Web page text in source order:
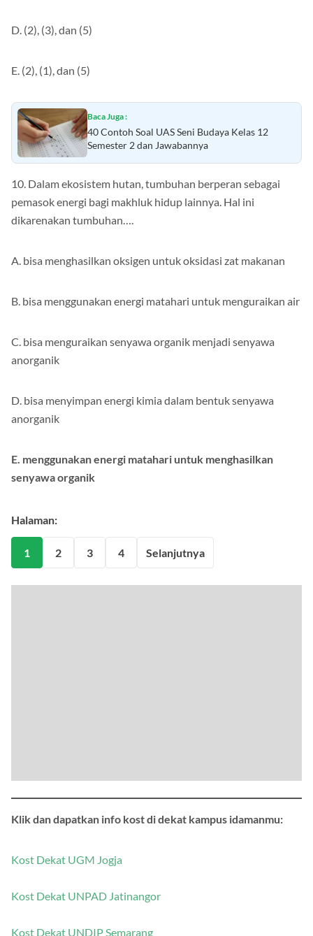
D. (2), (3), dan (5)
E. (2), (1), dan (5)
Baca Juga :
40 Contoh Soal UAS Seni Budaya Kelas 12
Semester 2 dan Jawabannya
10. Dalam ekosistem hutan, tumbuhan berperan sebagai
pemasok energi bagi makhluk hidup lainnya. Hal ini
dikarenakan tumbuhan….
A. bisa menghasilkan oksigen untuk oksidasi zat makanan
B. bisa menggunakan energi matahari untuk menguraikan air
C. bisa menguraikan senyawa organik menjadi senyawa
anorganik
D. bisa menyimpan energi kimia dalam bentuk senyawa
anorganik
E. menggunakan energi matahari untuk menghasilkan
senyawa organik
Halaman:
1 2 3 4 Selanjutnya
Klik dan dapatkan info kost di dekat kampus idamanmu:
Kost Dekat UGM Jogja
Kost Dekat UNPAD Jatinangor
Kost Dekat UNDIP Semarang